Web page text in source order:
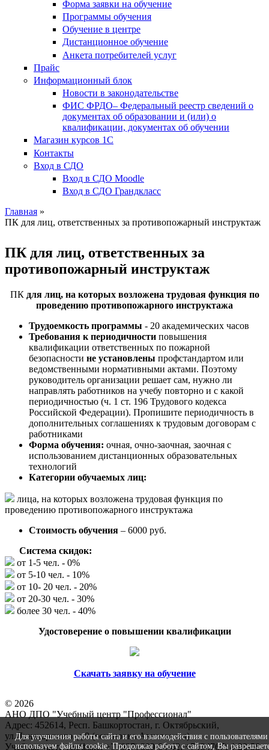
Форма заявки на обучение
Программы обучения
Обучение в центре
Дистанционное обучение
Анкета потребителей услуг
Прайс
Информационный блок
Новости в законодательстве
ФИС ФРДО– Федеральный реестр сведений о
документах об образовании и (или) о
квалификации, документах об обучении
Магазин курсов 1С
Контакты
Вход в СДО
Вход в СДО Moodle
Вход в СДО Грандкласс
Вы здесь
Главная »
ПК для лиц, ответственных за противопожарный инструктаж
ПК для лиц, ответственных за
противопожарный инструктаж
ПК для лиц, на которых возложена трудовая функция по
проведению противопожарного инструктажа
Трудоемкость программы - 20 академических часов
Требования к периодичности повышения
квалификации ответственных по пожарной
безопасности не установлены профстандартом или
ведомственными нормативными актами. Поэтому
руководитель организации решает сам, нужно ли
направлять работников на учебу повторно и с какой
периодичностью (ч. 1 ст. 196 Трудового кодекса
Российской Федерации). Пропишите периодичность в
дополнительных соглашениях к трудовым договорам с
работниками
Форма обучения: очная, очно-заочная, заочная с
использованием дистанционных образовательных
технологий
Категории обучаемых лиц:
лица, на которых возложена трудовая функция по
проведению противопожарного инструктажа
Стоимость обучения – 6000 руб.
Система скидок:
от 1-5 чел. - 0%
от 5-10 чел. - 10%
от 10- 20 чел. - 20%
от 20-30 чел. - 30%
более 30 чел. - 40%
Удостоверение о повышении квалификации
Скачать заявку на обучение
© 2026
АНО ДПО "Учебный центр "Профессионал"
Адрес: 452614, Респ. Башкортостан, г. Октябрьский,
ул.Луначарского, д.8 (остановка Автовокзал)
Учебная часть тел/факс: +7 (927) 309-04-42, +7 (34767) 4-28-58
Для улучшения работы сайта и его взаимодействия с
используем файлы cookie. Продолжая работу с сайтом, Вы